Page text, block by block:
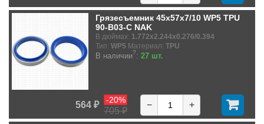
Грязесъемник 45x57x7/10 WP5 TPU
90-B03-C NAK
В дюймах: 1.772x2.244x0.276/0.394
Тип: WP5 Материал: TPU
В наличии?: 27 шт.
564 ₽
705 ₽
-20% − +